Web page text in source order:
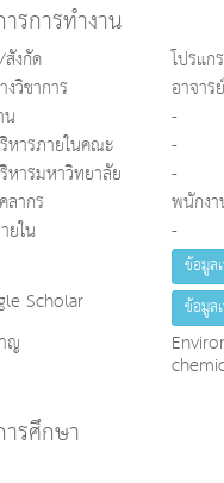
รการทำงาน
งกัด
โปรแก
วิชาการ
อาจารย์
น
-
หารภายในคณะ
-
หารมหาวิทยาลัย
-
ลากร
พนักง
ยใน
-
ข้อมูล
Scholar ข้อมูล
ญ
รศึกษา